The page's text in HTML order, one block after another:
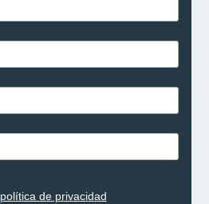
política de privacidad